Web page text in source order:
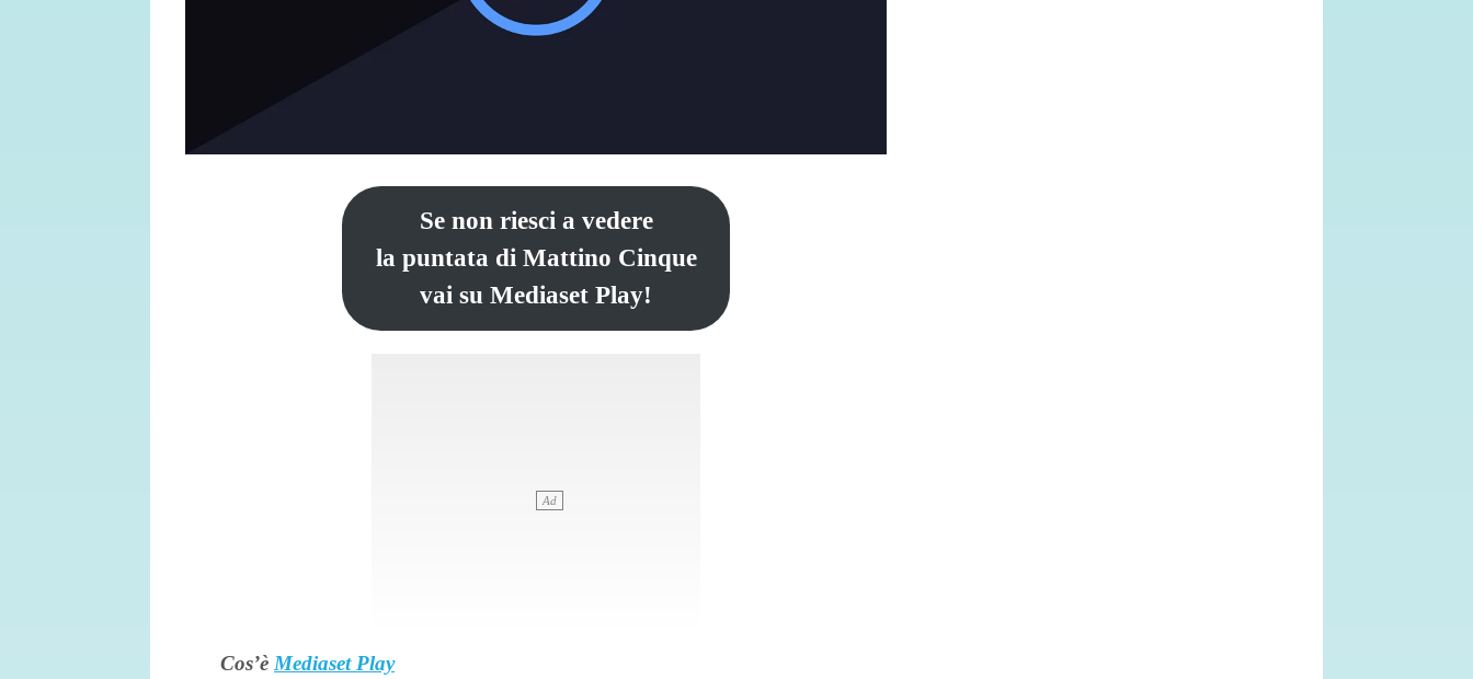
Se non riesci a vedere
la puntata di Mattino Cinque
vai su Mediaset Play!
Cos’è Mediaset Play